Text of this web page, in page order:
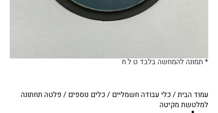
עמוד הבית/כלי עבודה חשמליים /כלים נוספים / פלטה תחתונה
למלטשת מקיטה
* תמונה להמחשה בלבד ט.ל.ח